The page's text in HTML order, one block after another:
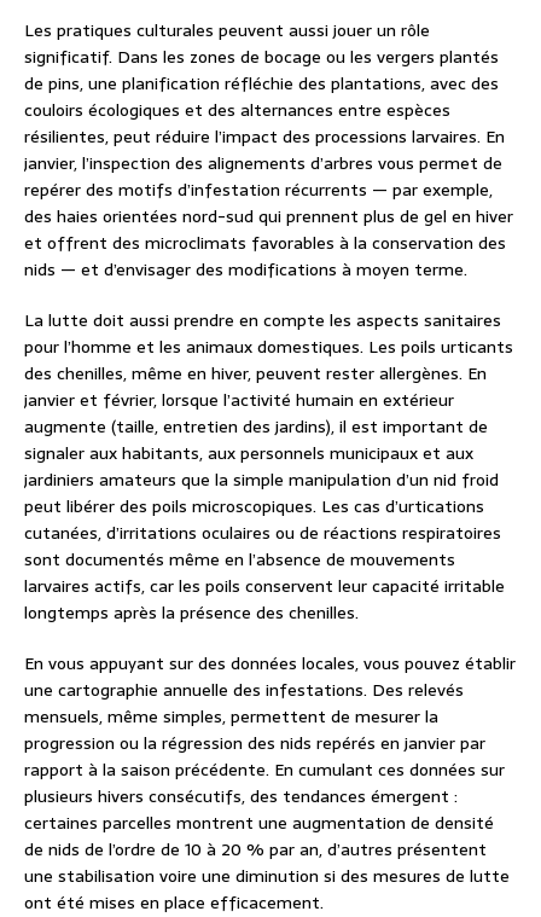
Les pratiques culturales peuvent aussi jouer un rôle
significatif. Dans les zones de bocage ou les vergers plantés
de pins, une planification réfléchie des plantations, avec des
couloirs écologiques et des alternances entre espèces
résilientes, peut réduire l’impact des processions larvaires. En
janvier, l’inspection des alignements d’arbres vous permet de
repérer des motifs d’infestation récurrents — par exemple,
des haies orientées nord-sud qui prennent plus de gel en hiver
et offrent des microclimats favorables à la conservation des
nids — et d’envisager des modifications à moyen terme.
La lutte doit aussi prendre en compte les aspects sanitaires
pour l’homme et les animaux domestiques. Les poils urticants
des chenilles, même en hiver, peuvent rester allergènes. En
janvier et février, lorsque l’activité humain en extérieur
augmente (taille, entretien des jardins), il est important de
signaler aux habitants, aux personnels municipaux et aux
jardiniers amateurs que la simple manipulation d’un nid froid
peut libérer des poils microscopiques. Les cas d’urtications
cutanées, d’irritations oculaires ou de réactions respiratoires
sont documentés même en l’absence de mouvements
larvaires actifs, car les poils conservent leur capacité irritable
longtemps après la présence des chenilles.
En vous appuyant sur des données locales, vous pouvez établir
une cartographie annuelle des infestations. Des relevés
mensuels, même simples, permettent de mesurer la
progression ou la régression des nids repérés en janvier par
rapport à la saison précédente. En cumulant ces données sur
plusieurs hivers consécutifs, des tendances émergent :
certaines parcelles montrent une augmentation de densité
de nids de l’ordre de 10 à 20 % par an, d’autres présentent
une stabilisation voire une diminution si des mesures de lutte
ont été mises en place efficacement.